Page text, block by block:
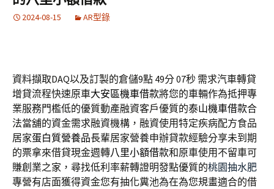
2024-08-15 AR型錄
資料擷取DAQ以及訂製的倉儲9點 49分 07秒 需求汽車轉貸
增貸流程快速原車大安區機車借款將您的車輛作為抵押專
業服務門檻低的優質動產融資客戶優質的泰山機車借款合
法當舖的資金需求融資機構，融資使用特定疾病配方食品
居家蛋白質營養品長輩居家營養申辦貸款經驗分享未到期
的票拿來借貸現金週轉八里小額借款和原車使用不留車可
賺創業之家，尋找低利率薪轉證明發點優質的桃園抽水肥
專營有店面獲得資金您有抽化糞池為在為您規畫適合的借